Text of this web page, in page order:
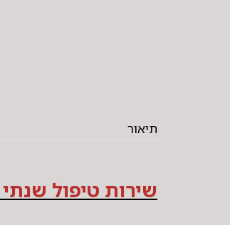
תיאור
שירות טיפול